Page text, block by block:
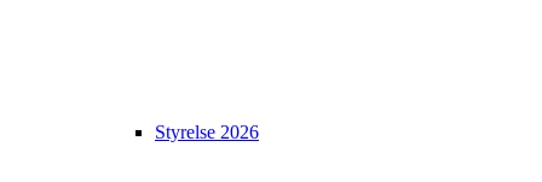
Styrelse 2026